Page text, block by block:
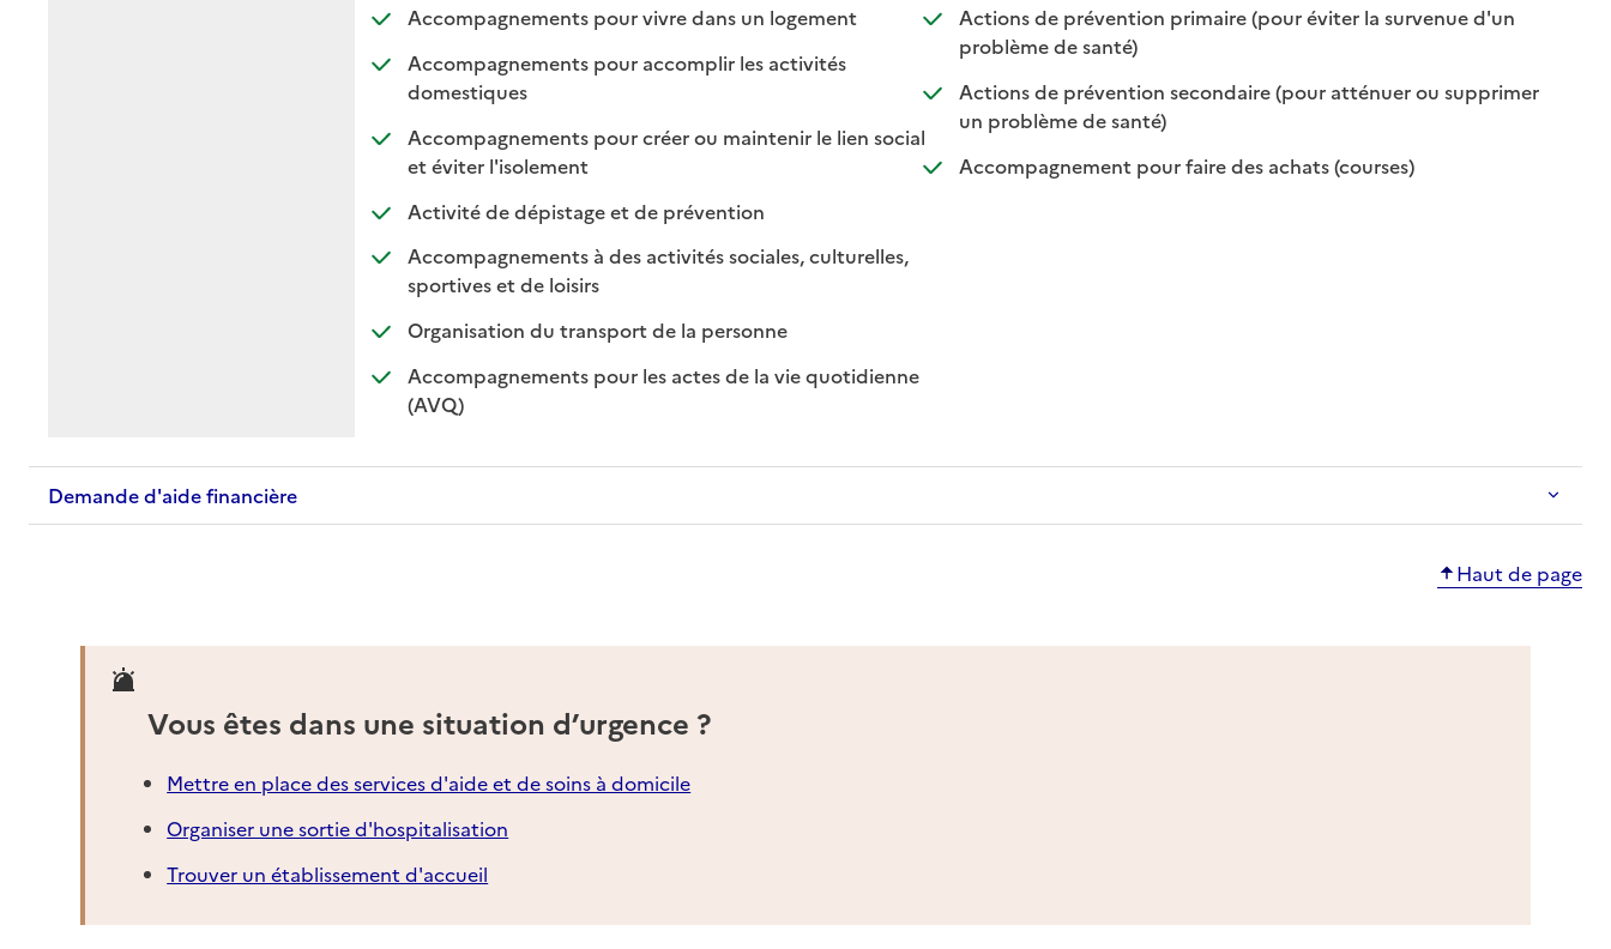
Accompagnements pour vivre dans un logement: disponible
: non disponible
Accompagnements pour accomplir les activités
domestiques: disponible
: non disponible
Accompagnements pour créer ou maintenir le lien social
et éviter l'isolement: disponible
: non disponible
Activité de dépistage et de prévention: disponible
: non disponible
Accompagnements à des activités sociales, culturelles,
sportives et de loisirs: disponible
: non disponible
Organisation du transport de la personne: disponible
: non disponible
Accompagnements pour les actes de la vie quotidienne
(AVQ)
: disponible
: non disponible
Actions de prévention primaire (pour éviter la survenue d'un
problème de santé): disponible
: non disponible
Actions de prévention secondaire (pour atténuer ou supprimer
un problème de santé): disponible
: non disponible
Accompagnement pour faire des achats (courses): disponible
: non disponible
Demande d'aide financière
Haut de page
Vous êtes dans une situation d’urgence ?
Mettre en place des services d'aide et de soins à domicile
Organiser une sortie d'hospitalisation
Trouver un établissement d'accueil